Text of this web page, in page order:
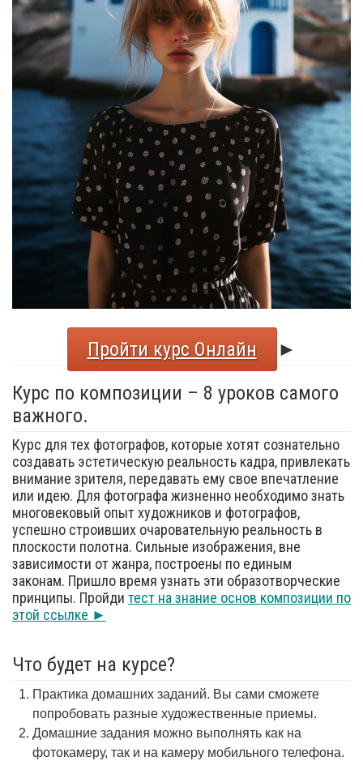
Пройти курс Онлайн
►
Курс по композиции – 8 уроков самого
важного.
Курс для тех фотографов, которые хотят сознательно
создавать эстетическую реальность кадра, привлекать
внимание зрителя, передавать ему свое впечатление
или идею. Для фотографа жизненно необходимо знать
многовековый опыт художников и фотографов,
успешно строивших очаровательную реальность в
плоскости полотна. Сильные изображения, вне
зависимости от жанра, построены по единым
законам. Пришло время узнать эти образотворческие
принципы. Пройди тест на знание основ композиции по
этой ссылке ►
Что будет на курсе?
Практика домашних заданий. Вы сами сможете
попробовать разные художественные приемы.
Домашние задания можно выполнять как на
фотокамеру, так и на камеру мобильного телефона.